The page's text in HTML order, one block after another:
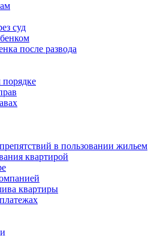
суд
после развода
порядке
в пользовании жильем
квартирой
квартиры